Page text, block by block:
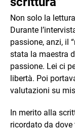
Non solo la
Durante
passione, anzi, il
stata la maestra
passione. Lei ci
libertà. Poi
valutazioni su
In merito alla
ricordato da